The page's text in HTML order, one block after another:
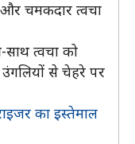
चमकदार त्वचा
त्वचा को
से चेहरे पर
का इस्तेमाल